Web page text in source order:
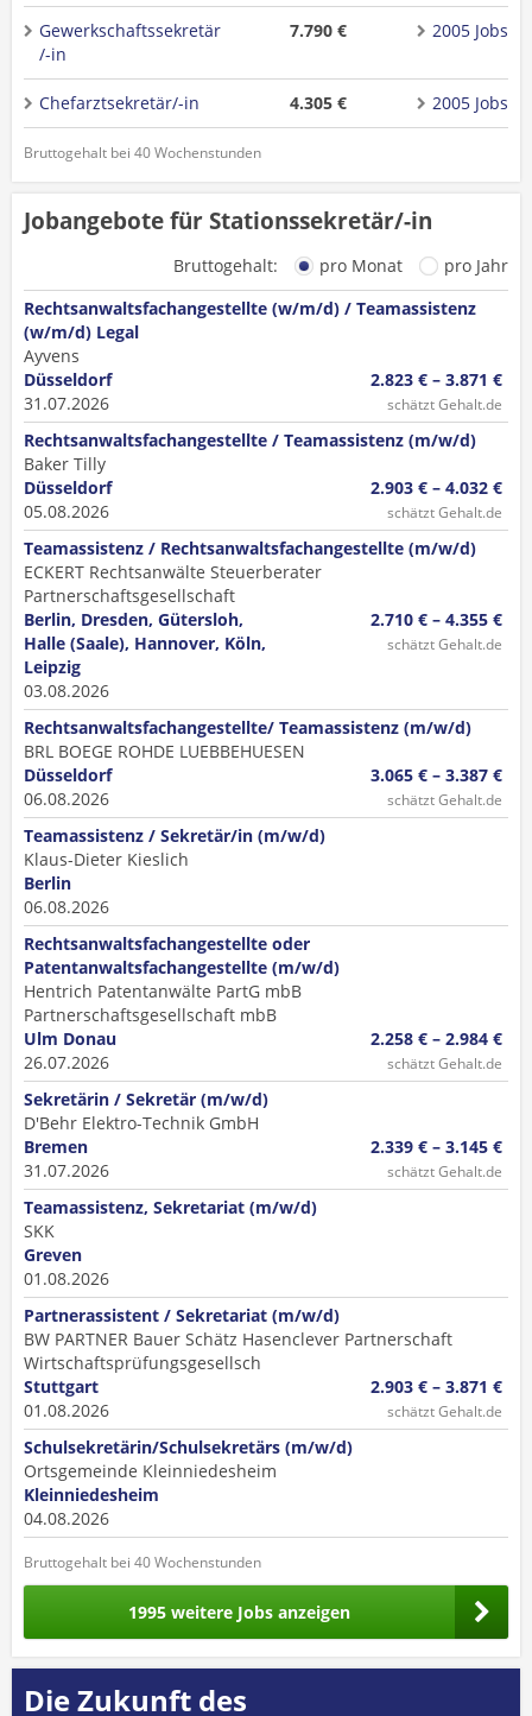
Gewerkschaftssekretär
/-in
7.790 € 2005 Jobs
Chefarztsekretär/-in 4.305 € 2005 Jobs
Bruttogehalt bei 40 Wochenstunden
Jobangebote für Stationssekretär/-in
Bruttogehalt: pro Monat
pro Jahr
Rechtsanwaltsfachangestellte (w/m/d) / Teamassistenz
(w/m/d) Legal
Ayvens
Düsseldorf
31.07.2026
2.823 € – 3.871 €
schätzt Gehalt.de
Rechtsanwaltsfachangestellte / Teamassistenz (m/w/d)
Baker Tilly
Düsseldorf
05.08.2026
2.903 € – 4.032 €
schätzt Gehalt.de
Teamassistenz / Rechtsanwaltsfachangestellte (m/w/d)
ECKERT Rechtsanwälte Steuerberater
Partnerschaftsgesellschaft
Berlin, Dresden, Gütersloh,
Halle (Saale), Hannover, Köln,
Leipzig
03.08.2026
2.710 € – 4.355 €
schätzt Gehalt.de
Rechtsanwaltsfachangestellte/ Teamassistenz (m/w/d)
BRL BOEGE ROHDE LUEBBEHUESEN
Düsseldorf
06.08.2026
3.065 € – 3.387 €
schätzt Gehalt.de
Teamassistenz / Sekretär/in (m/w/d)
Klaus-Dieter Kieslich
Berlin
06.08.2026
Rechtsanwaltsfachangestellte oder
Patentanwaltsfachangestellte (m/w/d)
Hentrich Patentanwälte PartG mbB
Partnerschaftsgesellschaft mbB
Ulm Donau
26.07.2026
2.258 € – 2.984 €
schätzt Gehalt.de
Sekretärin / Sekretär (m/w/d)
D'Behr Elektro-Technik GmbH
Bremen
31.07.2026
2.339 € – 3.145 €
schätzt Gehalt.de
Teamassistenz, Sekretariat (m/w/d)
SKK
Greven
01.08.2026
Partnerassistent / Sekretariat (m/w/d)
BW PARTNER Bauer Schätz Hasenclever Partnerschaft
Wirtschaftsprüfungsgesellsch
Stuttgart
01.08.2026
2.903 € – 3.871 €
schätzt Gehalt.de
Schulsekretärin/Schulsekretärs (m/w/d)
Ortsgemeinde Kleinniedesheim
Kleinniedesheim
04.08.2026
Bruttogehalt bei 40 Wochenstunden
1995 weitere Jobs anzeigen
Die Zukunft des